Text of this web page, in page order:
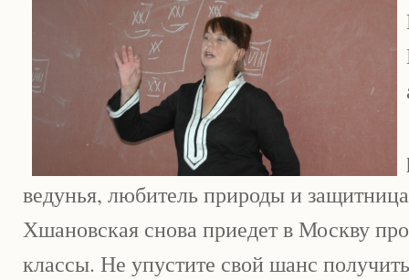
ведунья, любитель природы и
Хшановская снова приедет в Москву
классы. Не упустите свой шанс